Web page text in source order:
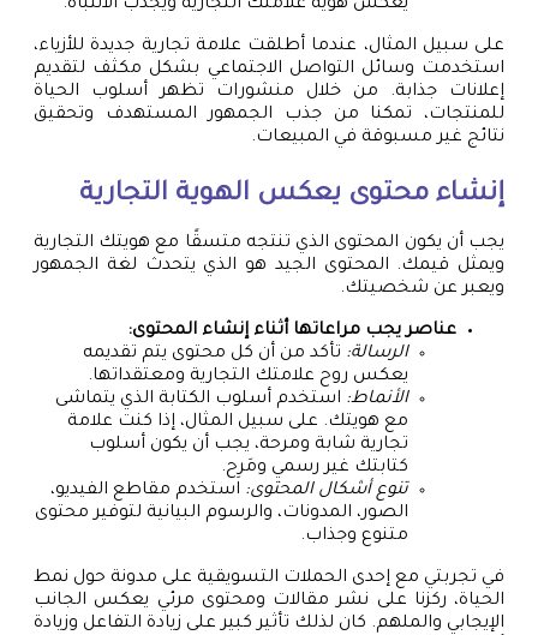
يعكس هوية علامتك التجارية ويجذب الانتباه.
على سبيل المثال، عندما أطلقت علامة تجارية جديدة للأزياء،
استخدمت وسائل التواصل الاجتماعي بشكل مكثف لتقديم
إعلانات جذابة. من خلال منشورات تظهر أسلوب الحياة
للمنتجات، تمكنا من جذب الجمهور المستهدف وتحقيق
نتائج غير مسبوقة في المبيعات.
إنشاء محتوى يعكس الهوية التجارية
يجب أن يكون المحتوى الذي تنتجه متسقًا مع هويتك التجارية
ويمثل قيمك. المحتوى الجيد هو الذي يتحدث لغة الجمهور
ويعبر عن شخصيتك.
عناصر يجب مراعاتها أثناء إنشاء المحتوى:
الرسالة: تأكد من أن كل محتوى يتم تقديمه
يعكس روح علامتك التجارية ومعتقداتها.
الأنماط: استخدم أسلوب الكتابة الذي يتماشى
مع هويتك. على سبيل المثال، إذا كنت علامة
تجارية شابة ومرحة، يجب أن يكون أسلوب
كتابتك غير رسمي ومَرِح.
تنوع أشكال المحتوى: استخدم مقاطع الفيديو،
الصور، المدونات، والرسوم البيانية لتوفير محتوى
متنوع وجذاب.
في تجربتي مع إحدى الحملات التسويقية على مدونة حول نمط
الحياة، ركزنا على نشر مقالات ومحتوى مرئي يعكس الجانب
الإيجابي والملهم. كان لذلك تأثير كبير على زيادة التفاعل وزيادة